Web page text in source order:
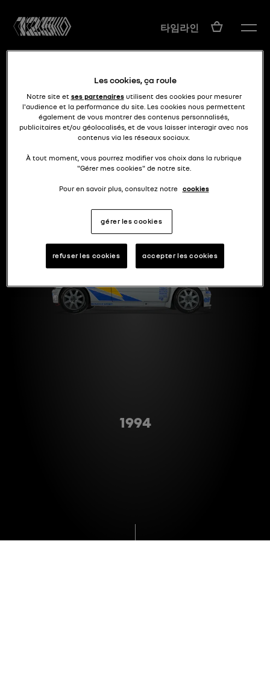
타임라인 KO
A형
클리오 맥시 키트카
1994
Les cookies, ça roule
Notre site et ses partenairesutilisent des cookies pour mesurer
l'audience et la performance du site. Les cookies nous permettent
également de vous montrer des contenus personnalisés,
publicitaires et/ou géolocalisés, et de vous laisser interagir avec nos
contenus via les réseaux sociaux.
À tout moment, vous pourrez modifier vos choix dans la rubrique
"Gérer mes cookies" de notre site.
Pour en savoir plus, consultez notre cookies
gérer les cookies
refuser les cookies accepter les cookies